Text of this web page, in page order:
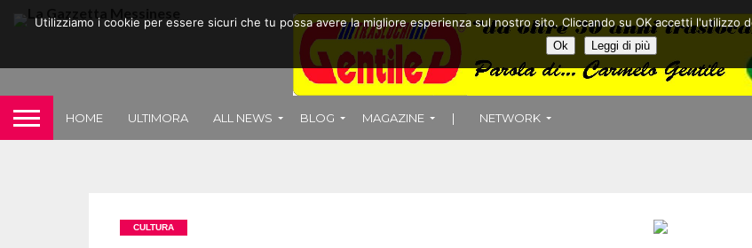
HOME ULTIMORA ALL NEWS BLOG MAGAZINE | NETWORK
CULTURA
Utilizziamo i cookie per essere sicuri che tu possa avere la migliore esperienza sul nostro sito. Cliccando su OK accetti
Ok Leggi di più